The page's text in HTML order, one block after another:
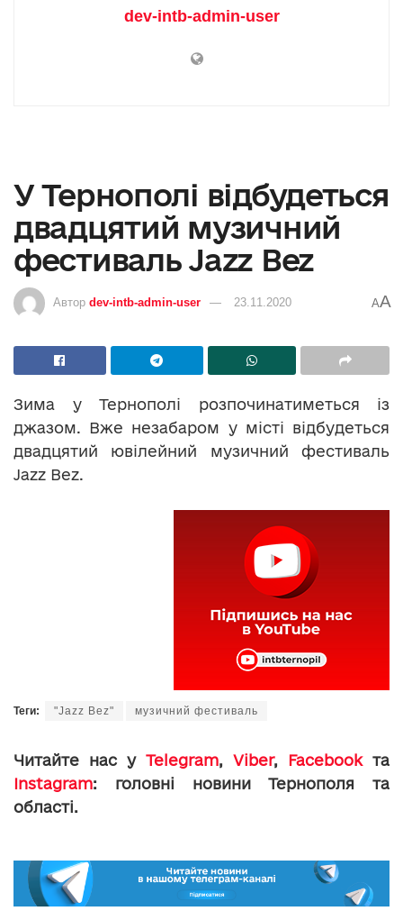
dev-intb-admin-user
У Тернополі відбудеться
двадцятий музичний
фестиваль Jazz Bez
Автор dev-intb-admin-user 23.11.2020 AA
Зима у Тернополі розпочинатиметься із
джазом. Вже незабаром у місті відбудеться
двадцятий ювілейний музичний фестиваль
Jazz Bez.
Теги: "Jazz Bez" музичний фестиваль
Читайте нас у Telegram, Viber, Facebookта
Instagram: головні новини Тернополя та
області.